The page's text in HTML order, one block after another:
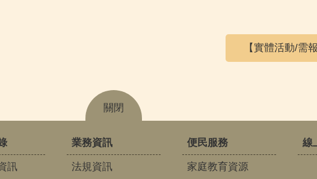
【實體活動/需
關閉
訊
業務資訊
法規資訊
便民服務
家庭教育資源
線